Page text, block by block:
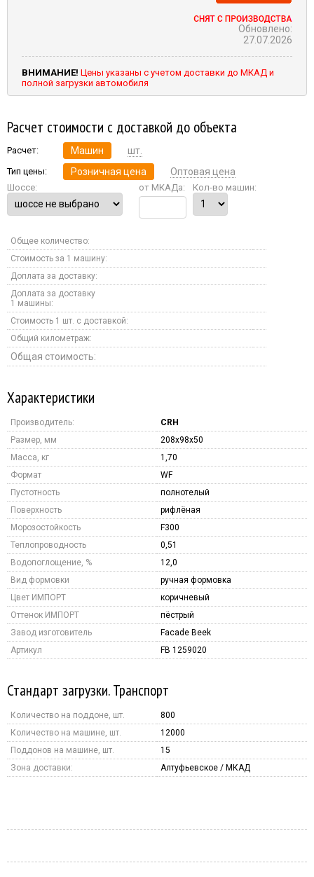
Обновлено:
27.07.2026
ВНИМАНИЕ! Цены указаны с учетом доставки до МКАД и
полной загрузки автомобиля
Расчет стоимости с доставкой до объекта
Расчет: Машин шт.
Тип цены: Розничная цена Оптовая цена
Шоссе: от МКАДа: Кол-во машин:
Общее количество:
Стоимость за 1 машину:
Доплата за доставку:
Доплата за доставку
1 машины:
Стоимость 1 шт. с доставкой:
Общий километраж:
Общая стоимость:
Характеристики
Производитель:
CRH
Размер, мм
208x98x50
Масса, кг
1,70
Формат
WF
Пустотность
полнотелый
Поверхность
рифлёная
Морозостойкость
F300
Теплопроводность
0,51
Водопоглощение, %
12,0
Вид формовки
ручная формовка
Цвет ИМПОРТ
коричневый
Оттенок ИМПОРТ
пёстрый
Завод изготовитель
Facade Beek
Артикул
FB 1259020
Стандарт загрузки. Транспорт
Количество на поддоне, шт.
800
Количество на машине, шт.
12000
Поддонов на машине, шт.
15
Зона доставки:
Алтуфьевское / МКАД